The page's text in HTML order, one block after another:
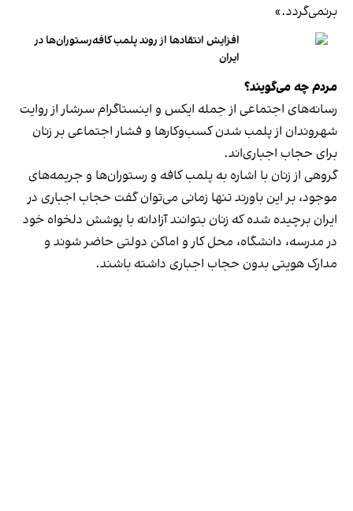
برنمی‎‌گردد.»
افزایش انتقادها از روند پلمب کافه‌رستوران‌ها در
ایران
مردم چه می‌گویند؟
رسانه‎‌های اجتماعی از جمله ایکس و اینستاگرام سرشار از روایت
شهروندان از پلمب شدن کسب‌وکارها و فشار اجتماعی بر زنان
برای حجاب اجباری‌اند.
گروهی از زنان با اشاره به پلمب کافه و رستوران‌ها و جریمه‌های
موجود، بر این باورند تنها زمانی می‌توان گفت حجاب اجباری در
ایران برچیده شده که زنان بتوانند آزادانه با پوشش دلخواه خود
در مدرسه، دانشگاه، محل کار و اماکن دولتی حاضر شوند و
مدارک هویتی بدون حجاب اجباری داشته باشند.